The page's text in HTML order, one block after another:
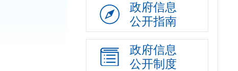
政府信息
公开指南
政府信息
公开制度